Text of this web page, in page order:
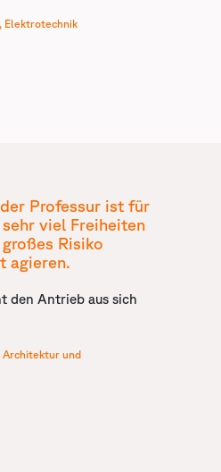
Elektrotechnik
Professur ist für
viel Freiheiten
Risiko
agieren.
den Antrieb aus sich
Architektur und